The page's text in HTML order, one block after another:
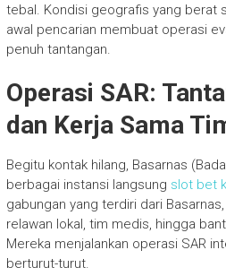
tebal. Kondisi geografis yang berat
awal pencarian membuat operasi
penuh tantangan.
Operasi SAR:
dan Kerja Sama
Begitu kontak hilang, Basarnas
berbagai instansi langsung slot bet
gabungan yang terdiri dari
relawan lokal, tim medis, hingga
Mereka menjalankan operasi SAR
berturut-turut.